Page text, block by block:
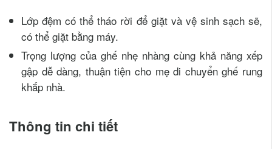
Lớp đệm có thể tháo rời để giặt và vệ sinh sạch sẽ,
có thể giặt bằng máy.
Trọng lượng của ghế nhẹ nhàng cùng khả năng xếp
gập dễ dàng, thuận tiện cho mẹ di chuyển ghế rung
khắp nhà.
Thông tin chi tiết